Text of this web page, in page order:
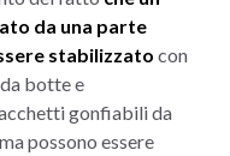
da una parte
stabilizzato con
botte e
gonfiabili da
possono essere